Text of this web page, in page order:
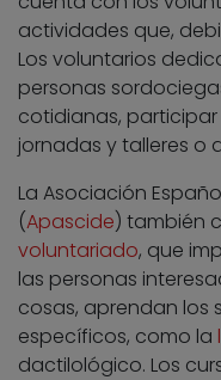
actividades que,
Los voluntarios
personas
cotidianas,
jornadas y talleres o
La Asociación
(Apascide) también
voluntariado, que
las personas
cosas, aprendan los
específicos, como la
dactilológico. Los